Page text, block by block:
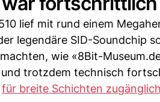
lief mit rund einem
legendäre SID-Soundchip
machten, wie «8Bit-
trotzdem technisch
für breite Schichten zugänglich